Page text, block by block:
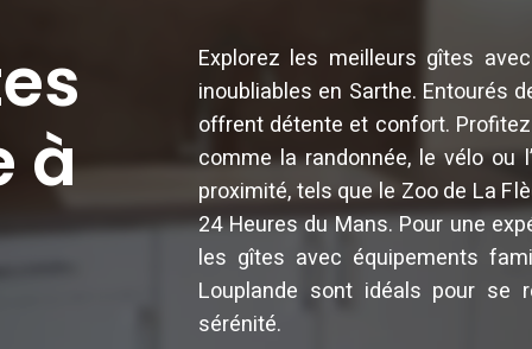
à
Explorez les meilleurs gîtes
inoubliables en Sarthe. Entourés
offrent détente et confort.
comme la randonnée, le vélo ou
proximité, tels que le Zoo de La
24 Heures du Mans. Pour une
les gîtes avec équipements
Louplande sont idéals pour se
sérénité.